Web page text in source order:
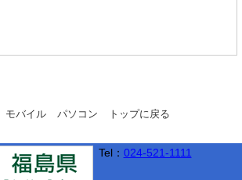
モバイル パソコン トップに戻る
Tel： 024-521-1111